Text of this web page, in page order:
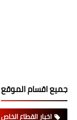
جميع اقسام الموقع
اخبار القطاع الخاص